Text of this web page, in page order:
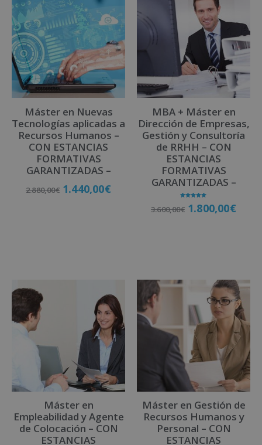
e
r
n
a
t
i
v
:
Máster en Nuevas
Tecnologías aplicadas a
Recursos Humanos –
CON ESTANCIAS
FORMATIVAS
GARANTIZADAS –
2.880,00€ 1.440,00€
MBA + Máster en
Dirección de Empresas,
Gestión y Consultoría
de RRHH – CON
ESTANCIAS
FORMATIVAS
GARANTIZADAS –
con
5.00
3.600,00€ 1.800,00€
Máster en
Empleabilidad y Agente
de Colocación – CON
ESTANCIAS
Máster en Gestión de
Recursos Humanos y
Personal – CON
ESTANCIAS